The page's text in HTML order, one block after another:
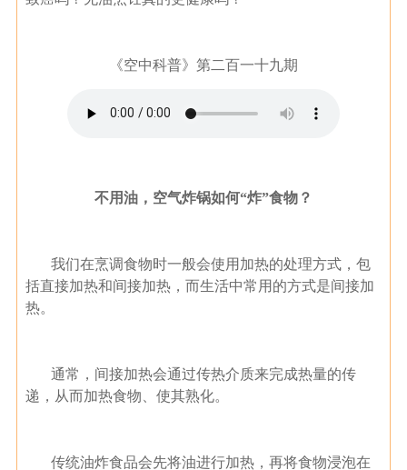
《空中科普》第二百一十九期
不用油，空气炸锅如何“炸”食物？
我们在烹调食物时一般会使用加热的处理方式，包
括直接加热和间接加热，而生活中常用的方式是间接加
热。
通常，间接加热会通过传热介质来完成热量的传
递，从而加热食物、使其熟化。
传统油炸食品会先将油进行加热，再将食物浸泡在